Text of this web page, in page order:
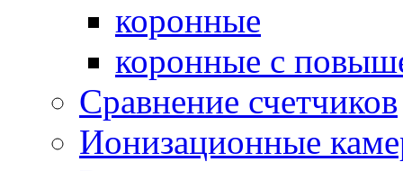
коронные
коронные с
Сравнение счетчиков
Ионизационные